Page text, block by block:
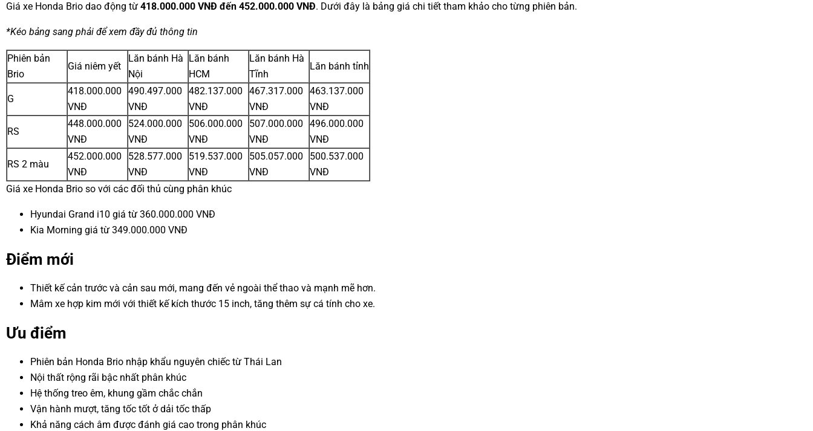
Giá xe Honda Brio dao động từ 418.000.000 VNĐ đến 452.000.000 VNĐ. Dưới đây là bảng giá chi tiết tham khảo cho từng phiên bản.
*Kéo bảng sang phải để xem đầy đủ thông tin
Phiên bản
Brio
Giá niêm yết
Lăn bánh Hà
Nội
Lăn bánh
HCM
Lăn bánh Hà
Tĩnh
Lăn bánh tỉnh
G
418.000.000
VNĐ
490.497.000
VNĐ
482.137.000
VNĐ
467.317.000
VNĐ
463.137.000
VNĐ
RS
448.000.000
VNĐ
524.000.000
VNĐ
506.000.000
VNĐ
507.000.000
VNĐ
496.000.000
VNĐ
RS 2 màu
452.000.000
VNĐ
528.577.000
VNĐ
519.537.000
VNĐ
505.057.000
VNĐ
500.537.000
VNĐ
Giá xe Honda Brio so với các đối thủ cùng phân khúc
Hyundai Grand i10 giá từ 360.000.000 VNĐ
Kia Morning giá từ 349.000.000 VNĐ
Điểm mới
Thiết kế cản trước và cản sau mới, mang đến vẻ ngoài thể thao và mạnh mẽ hơn.
Mâm xe hợp kim mới với thiết kế kích thước 15 inch, tăng thêm sự cá tính cho xe.
Ưu điểm
Phiên bản Honda Brio nhập khẩu nguyên chiếc từ Thái Lan
Nội thất rộng rãi bậc nhất phân khúc
Hệ thống treo êm, khung gầm chắc chắn
Vận hành mượt, tăng tốc tốt ở dải tốc thấp
Khả năng cách âm được đánh giá cao trong phân khúc